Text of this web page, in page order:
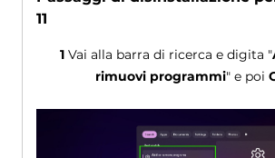
11
1Vai alla barra di ricerca e digita "
rimuovi programmi" e poi